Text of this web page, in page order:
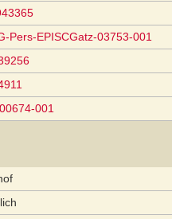
Pers-EPISCGatz-03753-001
001